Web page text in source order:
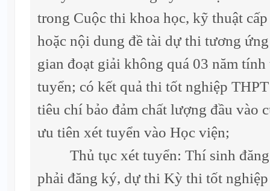
trong Cuộc thi khoa học, kỹ thuật
hoặc nội dung đề tài dự thi tương
gian đoạt giải không quá 03 năm
tuyển; có kết quả thi tốt nghiệp
tiêu chí bảo đảm chất lượng đầu vào
ưu tiên xét tuyển vào Học viện;
Thủ tục xét tuyển: Thí sinh đăng
phải đăng ký, dự thi Kỳ thi tốt